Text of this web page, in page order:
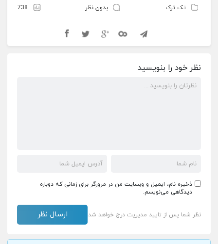
تک ترک بدون نظر 738
نظر خود را بنویسید
ذخیره نام، ایمیل و وبسایت من در مرورگر برای زمانی که دوباره
دیدگاهی می‌نویسم.
نظر شما پس از تایید مدیریت درج خواهد شد